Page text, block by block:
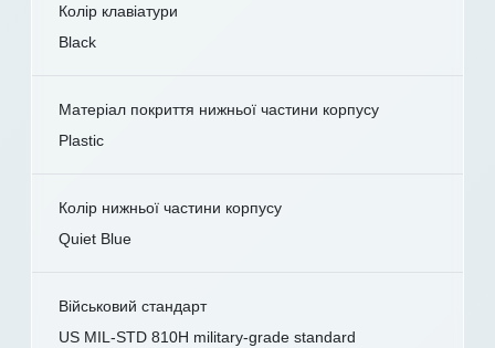
Колір клавіатури
Black
Матеріал покриття нижньої частини корпусу
Plastic
Колір нижньої частини корпусу
Quiet Blue
Військовий стандарт
US MIL-STD 810H military-grade standard